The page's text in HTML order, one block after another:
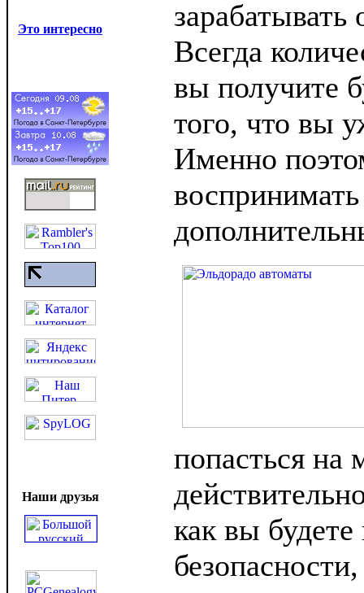
Это интересно
Наши друзья
Всегда
вы получите
того, что вы
Именно
попасться
как вы будете